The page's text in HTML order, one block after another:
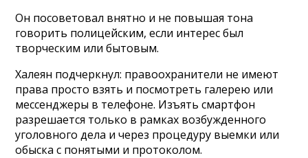
Он посоветовал внятно и не повышая тона
говорить полицейским, если интерес был
творческим или бытовым.
Халеян подчеркнул: правоохранители не имеют
права просто взять и посмотреть галерею или
мессенджеры в телефоне. Изъять смартфон
разрешается только в рамках возбужденного
уголовного дела и через процедуру выемки или
обыска с понятыми и протоколом.